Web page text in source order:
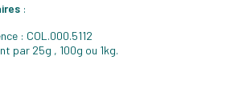
:
: COL.000.5112
par 25g , 100g ou 1kg.